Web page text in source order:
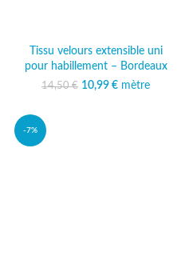
Tissu velours extensible uni
pour habillement – Bordeaux
14,50€ Le prix initial était :
10,99 €
Le prix
mètre
-7%